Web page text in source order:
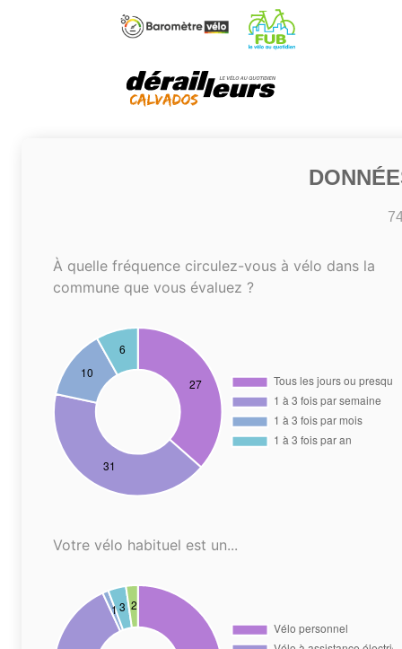
À quelle fréquence circulez-vous à vélo dans la
commune que vous évaluez ?
Votre vélo habituel est un...